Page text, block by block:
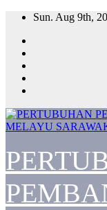
Skip
content
Sun. Aug 9th,